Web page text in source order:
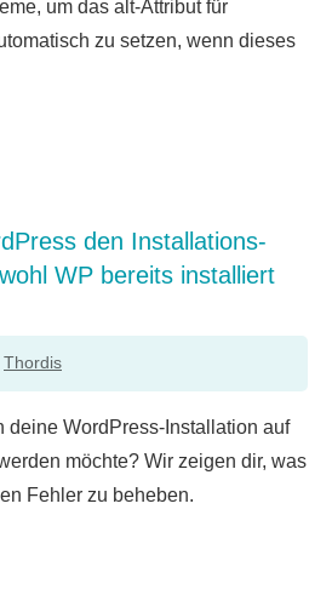
um das alt-Attribut für
zu setzen, wenn dieses
den Installations-
WP bereits installiert
Thordis
deine WordPress-Installation auf
möchte? Wir zeigen dir, was
Fehler zu beheben.